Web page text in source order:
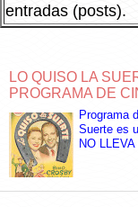
entradas (posts).
LO QUISO LA
PROGRAMA DE
Programa
Suerte es
NO